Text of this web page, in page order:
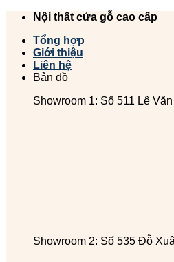
Chuyển
dung
Nội thất cửa gỗ cao cấp
Tổng hợp
Giới thiệu
Liên hệ
Bản đồ
Showroom 1: Số 511 Lê
Showroom 2: Số 535 Đỗ